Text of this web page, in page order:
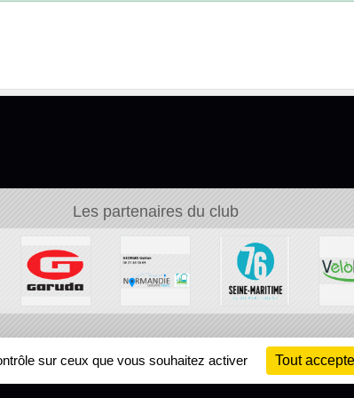
Les partenaires du club
sur ceux que vous souhaitez activer Tout